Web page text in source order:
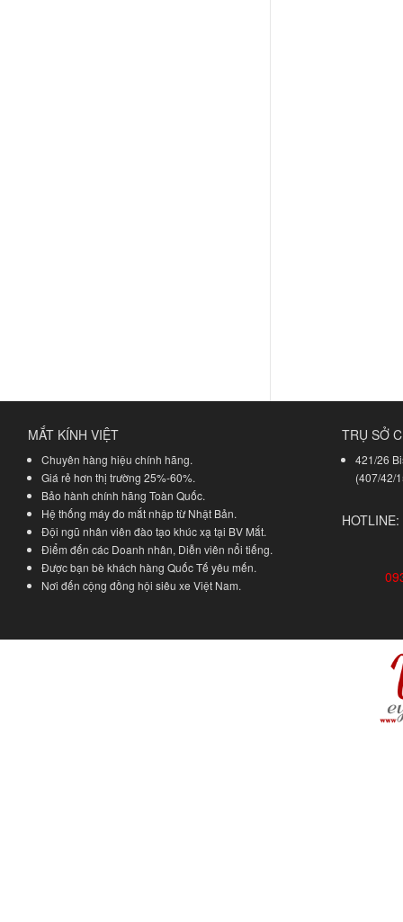
MẮT KÍNH VIỆT
Chuyên hàng hiệu chính hãng.
Giá rẻ hơn thị trường 25%-60%.
Bảo hành chính hãng Toàn Quốc.
Hệ thống máy đo mắt nhập từ Nhật Bản.
Đội ngũ nhân viên đào tạo khúc xạ tại BV Mắt.
Điểm đến các Doanh nhân, Diễn viên nổi tiếng.
Được bạn bè khách hàng Quốc Tế yêu mến.
Nơi đến cộng đồng hội siêu xe Việt Nam.
TRỤ SỞ
421/26
(407/42/
HOTLINE: